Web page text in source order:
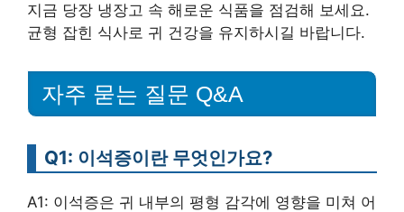
지금 당장 냉장고 속 해로운 식품을 점검해 보세요.
균형 잡힌 식사로 귀 건강을 유지하시길 바랍니다.
자주 묻는 질문 Q&A
Q1: 이석증이란 무엇인가요?
A1: 이석증은 귀 내부의 평형 감각에 영향을 미쳐 어